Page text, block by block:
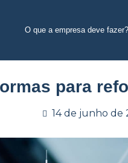
O que a empresa deve fazer?
para
14 de junho de